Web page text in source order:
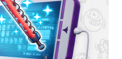
que Ninjala ?
que Ninjala ?
au jeu
gum
Arènes